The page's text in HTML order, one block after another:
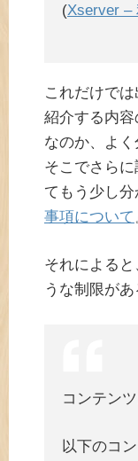
(Xserver –
これだけで
紹介する内
なのか、よく
そこでさら
てもう少し
事項について
それによる
うな制限があ
コンテン
以下のコ